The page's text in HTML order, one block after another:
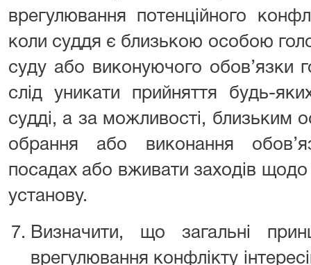
врегулювання потенційного
коли суддя є близькою особою
суду або виконуючого обов’язки
слід уникати прийняття будь-
судді, а за можливості, близьким
обрання або виконання
посадах або вживати заходів
установу.
Визначити, що загальні
врегулювання конфлікту